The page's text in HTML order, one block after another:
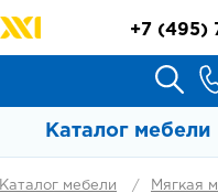
+7 (495)
Каталог мебели
Каталог мебели
Мягкая